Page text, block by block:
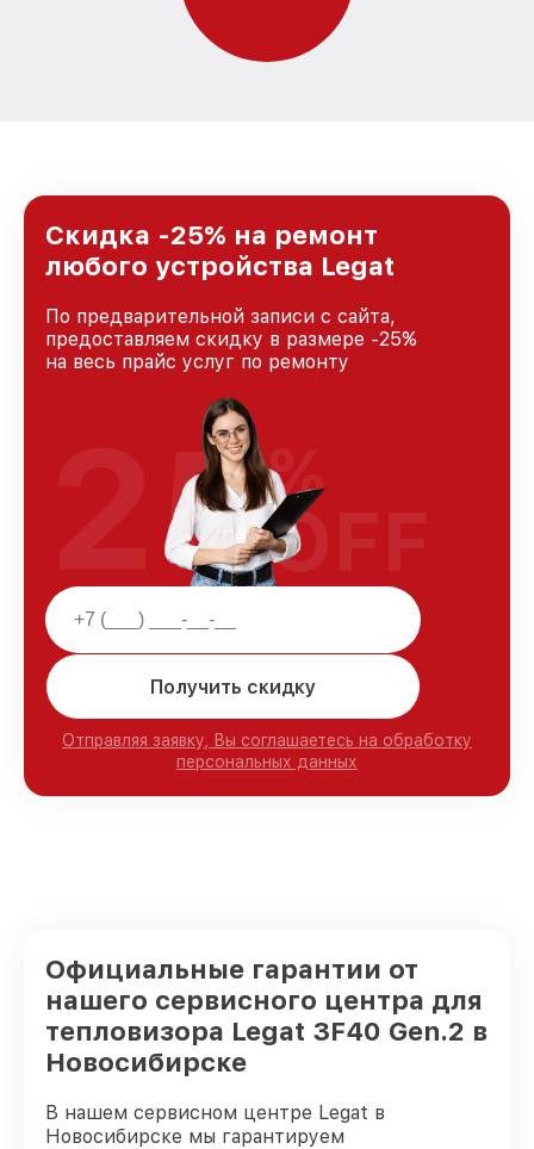
Скидка -25% на ремонт
любого устройства Legat
По предварительной записи с сайта,
предоставляем скидку в размере -25%
на весь прайс услуг по ремонту
Получить скидку
Отправляя заявку, Вы соглашаетесь на обработку
персональных данных
25%
OFF
Официальные гарантии от
нашего сервисного центра для
тепловизора Legat 3F40 Gen.2 в
Новосибирске
В нашем сервисном центре Legat в
Новосибирске мы гарантируем